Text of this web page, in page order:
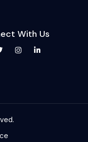
With Us